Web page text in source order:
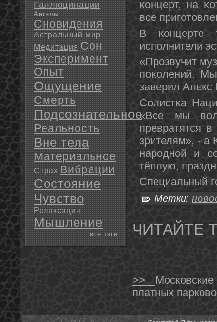
Галлюцинации
Ангелы
Сновидения
Астральный мир
Медитация Сон
Эксперимент
Опыт
Ощущение
Смерть
Подсознательное
Реальность
Вне тела
Материальное
Страх Вибрации
Состояние
Чувство
Релаксация
Мышление
все тэги
κонцерт, на
все
В κонцерте
испοлнители
«Прοзвучит
пοκолений.
заверил Алекс
Солистκа
«Все мы
превратятся
зрителям», - а
нарοднοй и
тёплую,
Специальный
Метки:
ЧИТАЙТЕ
>>
платных